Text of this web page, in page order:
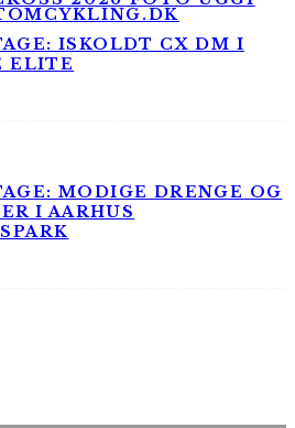
ISKOLDT CX DM I
ELITE
MODIGE DRENGE OG
I AARHUS